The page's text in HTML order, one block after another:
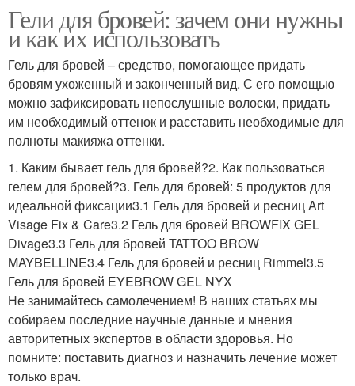
Гели для бровей: зачем они нужны
и как их использовать
Гель для бровей – средство, помогающее придать
бровям ухоженный и законченный вид. С его помощью
можно зафиксировать непослушные волоски, придать
им необходимый оттенок и расставить необходимые для
полноты макияжа оттенки.
1. Каким бывает гель для бровей?2. Как пользоваться
гелем для бровей?3. Гель для бровей: 5 продуктов для
идеальной фиксации3.1 Гель для бровей и ресниц Art
Visage Fix & Care3.2 Гель для бровей BROWFIX GEL
Divage3.3 Гель для бровей TATTOO BROW
MAYBELLINE3.4 Гель для бровей и ресниц Rimmel3.5
Гель для бровей EYEBROW GEL NYX
Не занимайтесь самолечением! В наших статьях мы
собираем последние научные данные и мнения
авторитетных экспертов в области здоровья. Но
помните: поставить диагноз и назначить лечение может
только врач.